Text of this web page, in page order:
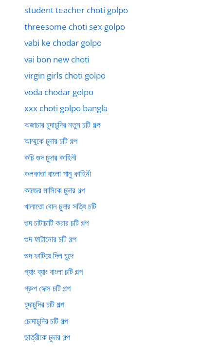
student teacher choti golpo
threesome choti sex golpo
vabi ke chodar golpo
vai bon new choti
virgin girls choti golpo
voda chodar golpo
xxx choti golpo bangla
অজাচার চুদাচুদির নতুন চটি গল্প
আম্মুকে চুদার চটি গল্প
কচি গুদ চুদার কাহিনী
কলকাতা বাংলা পানু কাহিনী
কাজের মাসিকে চুদার গল্প
খালাতো বোন চুদার সত্যি চটি
গুদ চাটাচাটি করার চটি গল্প
গুদ ফাটানোর চটি গল্প
গুদ ফাটিয়ে দিল চুদে
গ্যাং ব্যাং বাংলা চটি গল্প
গ্রুপ সেক্স চটি গল্প
চুদাচুদির চটি গল্প
চোদাচুদির চটি গল্প
ছাত্রীকে চুদার গল্প